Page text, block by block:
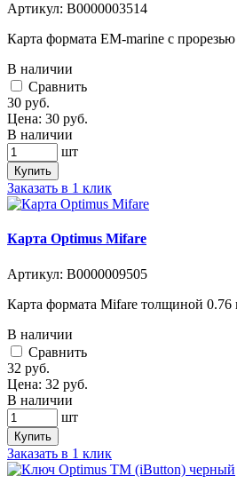
Артикул: В0000003514
Карта формата EM-marine с
В наличии
Cравнить
30 руб.
Цена: 30 руб.
В наличии
шт
Купить
Заказать в 1 клик
Карта Optimus Mifare
Артикул: В0000009505
Карта формата Mifare толщиной 0.76
В наличии
Cравнить
32 руб.
Цена: 32 руб.
В наличии
шт
Купить
Заказать в 1 клик